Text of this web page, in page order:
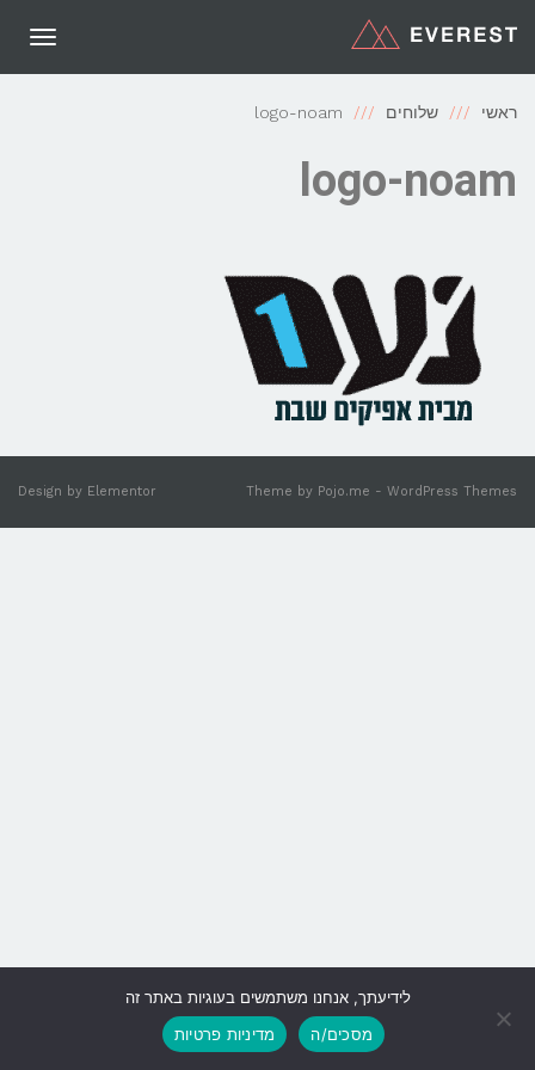
ראשי שלוחים logo-noam
logo-noam
Theme by Pojo.me - WordPress Themes
Design by Elementor
גלילה
לראש
לידיעתך, אנחנו משתמשים בעוגיות באתר זה
מסכים/ה
מדיניות פרטיות